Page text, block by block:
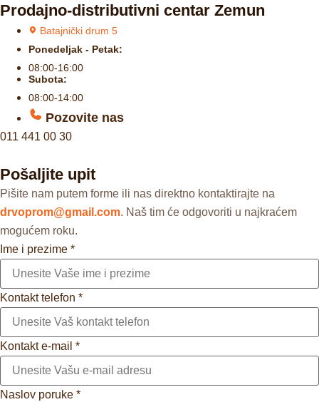
Prodajno-distributivni centar Zemun
Batajnički drum 5
Ponedeljak - Petak:
08:00-16:00
Subota:
08:00-14:00
Pozovite nas
011 441 00 30
Pošaljite upit
Pišite nam putem forme ili nas direktno kontaktirajte na
drvoprom@gmail.com. Naš tim će odgovoriti u najkraćem
mogućem roku.
Ime i prezime *
Kontakt telefon *
Kontakt e-mail *
Naslov poruke *